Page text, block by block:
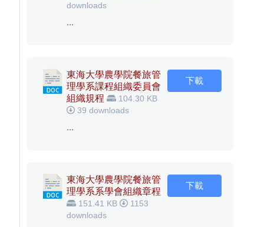
downloads
...
東海大學農學院餐旅管
理學系課程組織委員會
組織規程
104.30 KB
39 downloads
...
下載
東海大學農學院餐旅管
理學系系學會組織章程
151.41 KB
1153
downloads
下載